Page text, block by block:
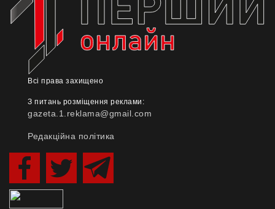
Всі права захищено
З питань розміщення реклами:
gazeta.1.reklama@gmail.com
Редакційна політика